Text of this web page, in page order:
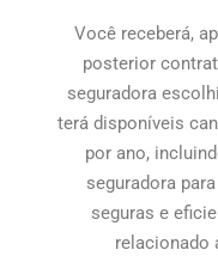
Você receberá,
posterior
seguradora
terá disponíveis
por ano,
seguradora
seguras e
relacionado